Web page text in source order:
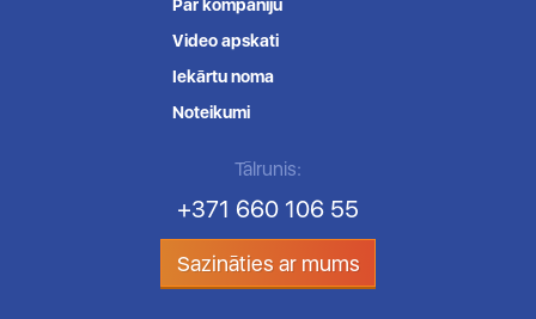
Par kompāniju
Video apskati
Iekārtu noma
Noteikumi
Tālrunis:
+371 660 106 55
Sazināties ar mums